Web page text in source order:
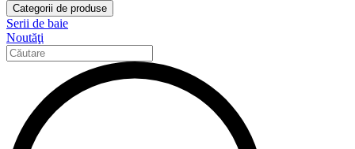
Categorii de produse
Serii de baie
Noutăţi